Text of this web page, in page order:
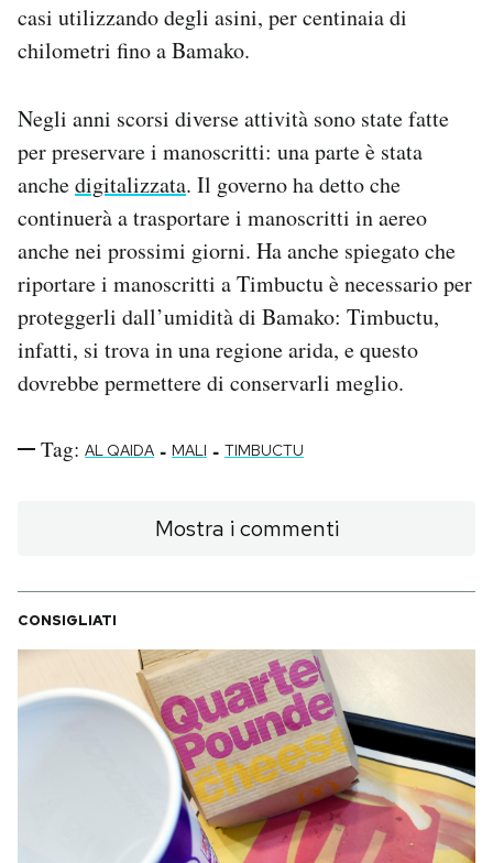
casi utilizzando degli asini, per centinaia di
chilometri fino a Bamako.
Negli anni scorsi diverse attività sono state fatte
per preservare i manoscritti: una parte è stata
anchedigitalizzata. Il governo ha detto che
continuerà a trasportare i manoscritti in aereo
anche nei prossimi giorni. Ha anche spiegato che
riportare i manoscritti a Timbuctu è necessario per
proteggerli dall’umidità di Bamako: Timbuctu,
infatti, si trova in una regione arida, e questo
dovrebbe permettere di conservarli meglio.
Tag: AL QAIDA - MALI - TIMBUCTU
Mostra i commenti
CONSIGLIATI